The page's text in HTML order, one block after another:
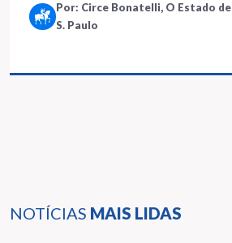
NOTÍCIAS MAIS LIDAS
Por: Circe Bonatelli, O Estado de
S. Paulo